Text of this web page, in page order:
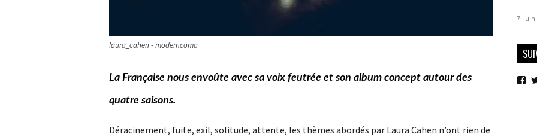
laura_cahen - moderncoma
La Française nous envoûte avec sa voix feutrée et son album concept autour des
quatre saisons.
Déracinement, fuite, exil, solitude, attente, les thèmes abordés par Laura Cahen n’ont rien de
7 juin